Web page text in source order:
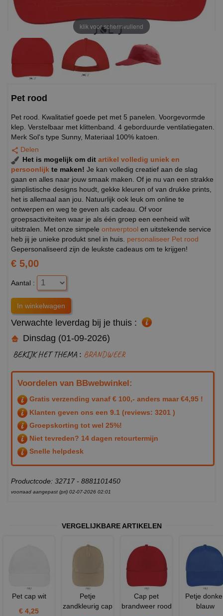
klik voor schermvullend
Pet rood
Pet rood. Kwalitatief goede pet met 5 panelen. Voorgevormde
klep. Verstelbaar met klittenband. 4 geborduurde ventilatiegaten.
Merk Sol's type Sunny, Materiaal 100% katoen.
Delen
Het is mogelijk om dit artikel volledig uniek en
persoonlijk te maken! Je kan volledig creatief aan de slag
gaan en alles naar jouw smaak maken. Of je nu van een strakke
simplistische designs houdt, gekke kleuren of van drukke prints,
het is allemaal aan jou. Natuurlijk ook leuk om online te
ontwerpen en weg te geven als cadeau. Of voor
groepsactiviteiten waar je als één groep een eenheid wilt
uitstralen. Met onze simpele ontwerptool en uitstekende service
heb jij je unieke produkt snel in huis. personaliseer Pet rood
Gepersonaliseerd zijn de leukste cadeaus om te krijgen!
€ 5,00
Aantal :
Verwachte leverdag bij je thuis :
Dinsdag (01-09-2026)
BEKIJK HET THEMA : BRANDWEER
Voordelen van BBwebwinkel:
Gratis verzending vanaf € 100,- anders maar €4,95 !
Klanten geven ons een 9.1 (reviews: 3201 )
Groepskorting tot wel 25%!
Niet tevreden? 14 dagen retourtermijn
Snelle helpdesk
Productcode: 32717 - 8881101450
voorraad aangepast (pri) 02-07-2026 02:01
VERGELIJKBARE ARTIKELEN
Pet cap wit
€ 4,25
Petje
zandkleurig cap
Cap pet
brandweer rood
Petje
blauw